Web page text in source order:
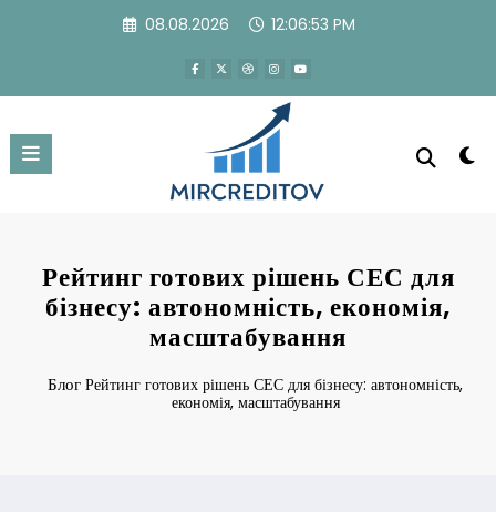
08.08.2026 12:06:54 PM
Рейтинг готових рішень СЕС для
бізнесу: автономність, економія,
масштабування
Блог Рейтинг готових рішень СЕС для бізнесу: автономність,
економія, масштабування